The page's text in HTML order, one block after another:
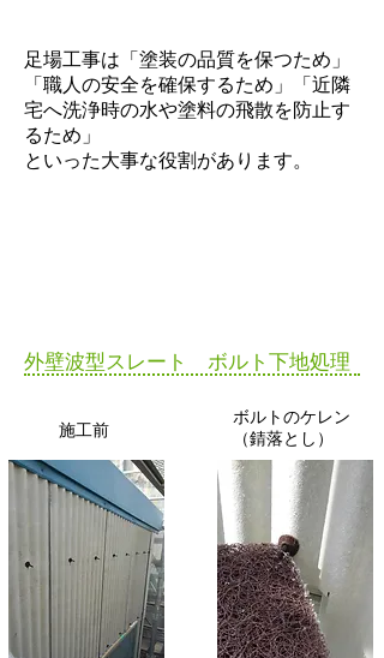
足場工事は「塗装の品質を保つため」
「職人の安全を確保するため」「近隣
宅へ洗浄時の水や塗料の飛散を防止す
るため」
といった大事な役割があります。
​外壁波型スレート ボルト下地処理
​施工前
​ボルトのケレン
（錆落とし）